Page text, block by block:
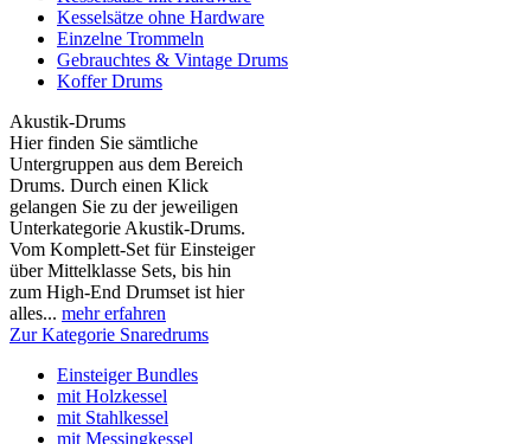
Kesselsätze ohne Hardware
Einzelne Trommeln
Gebrauchtes & Vintage Drums
Koffer Drums
Akustik-Drums
Hier finden Sie sämtliche
Untergruppen aus dem Bereich
Drums. Durch einen Klick
gelangen Sie zu der jeweiligen
Unterkategorie Akustik-Drums.
Vom Komplett-Set für Einsteiger
über Mittelklasse Sets, bis hin
zum High-End Drumset ist hier
alles... mehr erfahren
Zur Kategorie Snaredrums
Einsteiger Bundles
mit Holzkessel
mit Stahlkessel
mit Messingkessel